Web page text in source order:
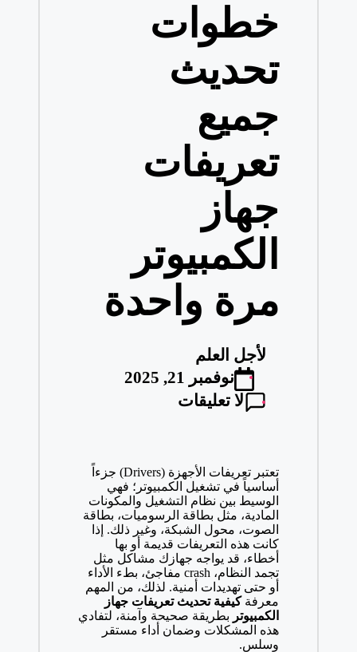
خطوات
تحديث
جميع
تعريفات
جهاز
الكمبيوتر
مرة واحدة
تمّ
النشر
بواسطة
لأجل العلم
نوفمبر 21, 2025
لا تعليقات
تعتبر تعريفات الأجهزة (Drivers) جزءاً
أساسياً في تشغيل الكمبيوتر؛ فهي
الوسيط بين نظام التشغيل والمكونات
المادية، مثل بطاقة الرسوميات، بطاقة
الصوت، محول الشبكة، وغير ذلك. إذا
كانت هذه التعريفات قديمة أو بها
أخطاء، قد يواجه جهازك مشاكل مثل
تجمد النظام، crash مفاجئ، بطء الأداء
أو حتى تهديدات أمنية. لذلك، من المهم
معرفةكيفية تحديث تعريفات جهاز
الكمبيوتر بطريقة صحيحة وآمنة، لتفادي
هذه المشكلات وضمان أداء مستقر
وسلس.